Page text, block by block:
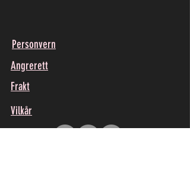
Personvern
Angrerett
Frakt
Vilkår